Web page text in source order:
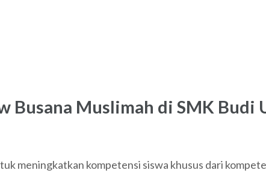
Busana Muslimah di SMK Budi
meningkatkan kompetensi siswa khusus dari